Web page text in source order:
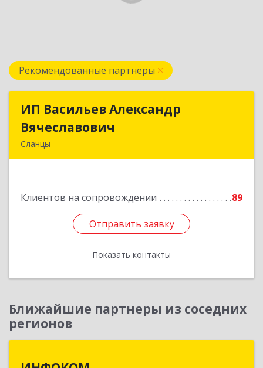
Рекомендованные партнеры
ИП Васильев Александр
Вячеславович
Сланцы
Клиентов на сопровождении 89
Отправить заявку
Показать контакты
ИП Васильев Александр
Подробнее
Отправить заявку
Назад
Ближайшие партнеры из соседних
регионов